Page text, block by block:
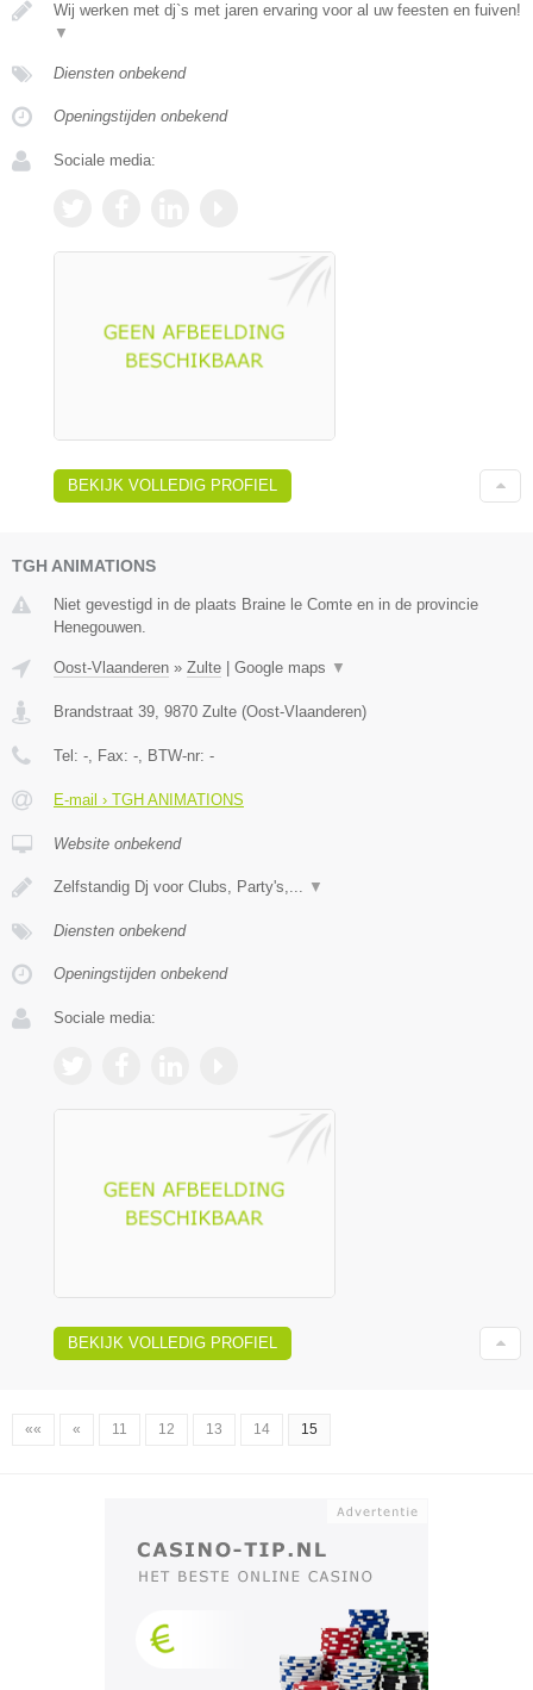
Wij werken met dj`s met jaren ervaring voor al uw feesten en fuiven!
▼
Diensten onbekend
Openingstijden onbekend
Sociale media:
BEKIJK VOLLEDIG PROFIEL
TGH ANIMATIONS
Niet gevestigd in de plaats Braine le Comte en in de provincie
Henegouwen.
Oost-Vlaanderen » Zulte Google maps ▼
Brandstraat 39 9870 Zulte (Oost-Vlaanderen)
Tel: - , Fax: - , BTW-nr: -
E-mail › TGH ANIMATIONS
Website onbekend
Zelfstandig Dj voor Clubs, Party's,... ▼
Diensten onbekend
Openingstijden onbekend
Sociale media:
BEKIJK VOLLEDIG PROFIEL
«« « 11 12 13 14 15